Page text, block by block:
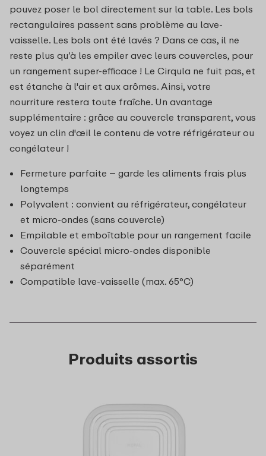
pouvez poser le bol directement sur la table. Les bols
rectangulaires passent sans problème au lave-
vaisselle. Les bols ont été lavés ? Dans ce cas, il ne
reste plus qu’à les empiler avec leurs couvercles, pour
un rangement super-efficace ! Le Cirqula ne fuit pas, et
est étanche à l'air et aux arômes. Ainsi, votre
nourriture restera toute fraîche. Un avantage
supplémentaire : grâce au couvercle transparent, vous
voyez un clin d'œil le contenu de votre réfrigérateur ou
congélateur !
Fermeture parfaite – garde les aliments frais plus
longtemps
Polyvalent : convient au réfrigérateur, congélateur
et micro-ondes (sans couvercle)
Empilable et emboîtable pour un rangement facile
Couvercle spécial micro-ondes disponible
séparément
Compatible lave-vaisselle (max. 65°C)
Produits assortis